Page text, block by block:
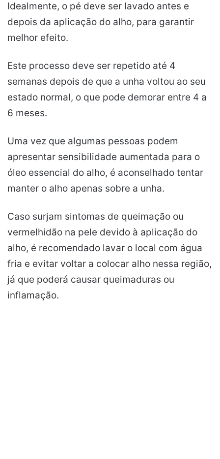
Idealmente, o pé deve ser lavado antes e
depois da aplicação do alho, para garantir
melhor efeito.
Este processo deve ser repetido até 4
semanas depois de que a unha voltou ao seu
estado normal, o que pode demorar entre 4 a
6 meses.
Uma vez que algumas pessoas podem
apresentar sensibilidade aumentada para o
óleo essencial do alho, é aconselhado tentar
manter o alho apenas sobre a unha.
Caso surjam sintomas de queimação ou
vermelhidão na pele devido à aplicação do
alho, é recomendado lavar o local com água
fria e evitar voltar a colocar alho nessa região,
já que poderá causar queimaduras ou
inflamação.